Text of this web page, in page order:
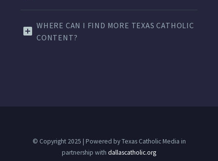
WHERE CAN I FIND MORE TEXAS CATHOLIC
CONTENT?
© Copyright 2025 | Powered by Texas Catholic Media in
partnership with dallascatholic.org